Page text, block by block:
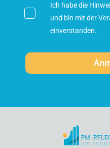
Ich habe die
und bin mit der
einverstanden.